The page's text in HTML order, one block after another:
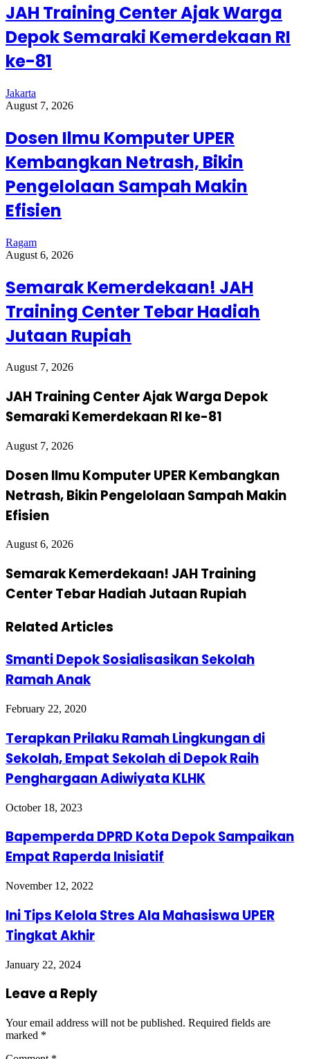
JAH Training Center Ajak Warga
Depok Semaraki Kemerdekaan RI
ke-81
Jakarta
August 7, 2026
Dosen Ilmu Komputer UPER
Kembangkan Netrash, Bikin
Pengelolaan Sampah Makin
Efisien
Ragam
August 6, 2026
Semarak Kemerdekaan! JAH
Training Center Tebar Hadiah
Jutaan Rupiah
August 7, 2026
JAH Training Center Ajak Warga Depok
Semaraki Kemerdekaan RI ke-81
August 7, 2026
Dosen Ilmu Komputer UPER Kembangkan
Netrash, Bikin Pengelolaan Sampah Makin
Efisien
August 6, 2026
Semarak Kemerdekaan! JAH Training
Center Tebar Hadiah Jutaan Rupiah
Related Articles
Smanti Depok Sosialisasikan Sekolah
Ramah Anak
February 22, 2020
Terapkan Prilaku Ramah Lingkungan di
Sekolah, Empat Sekolah di Depok Raih
Penghargaan Adiwiyata KLHK
October 18, 2023
Bapemperda DPRD Kota Depok Sampaikan
Empat Raperda Inisiatif
November 12, 2022
Ini Tips Kelola Stres Ala Mahasiswa UPER
Tingkat Akhir
January 22, 2024
Leave a Reply
Your email address will not be published. Required fields are
marked *